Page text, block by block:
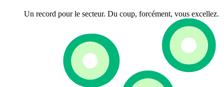
Un record pour le secteur. Du coup, forcément, vous excellez.